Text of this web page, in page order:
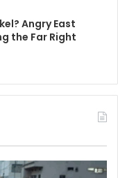
Angry East
the Far Right